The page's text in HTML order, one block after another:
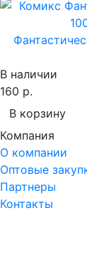
В наличии
160 р.
В корзину
Компания
О компании
Оптовые
Партнеры
Контакты